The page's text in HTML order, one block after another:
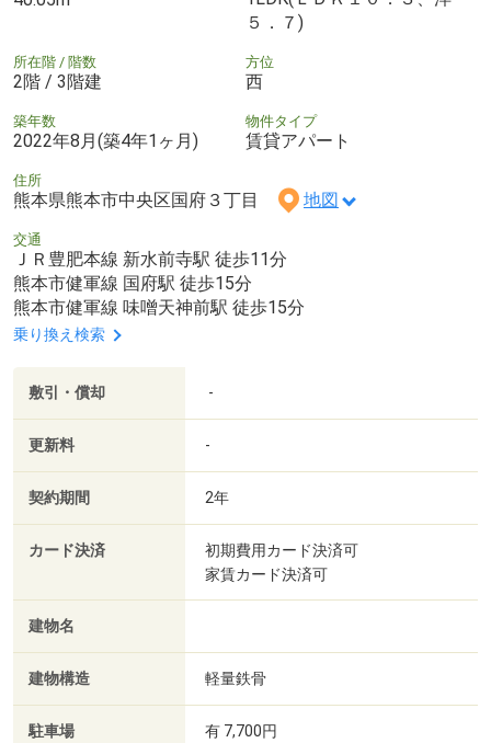
５．７)
所在階 / 階数
2階 / 3階建
方位
西
築年数
2022年8月(築4年1ヶ月)
物件タイプ
賃貸アパート
住所
熊本県熊本市中央区国府３丁目 地図
交通
ＪＲ豊肥本線 新水前寺駅 徒歩11分
熊本市健軍線 国府駅 徒歩15分
熊本市健軍線 味噌天神前駅 徒歩15分
乗り換え検索
敷引・償却 -
更新料 -
契約期間 2年
カード決済
初期費用カード決済可
家賃カード決済可
建物名
建物構造 軽量鉄骨
駐車場 有 7,700円